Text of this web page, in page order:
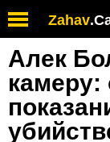
Zahav.
Алек